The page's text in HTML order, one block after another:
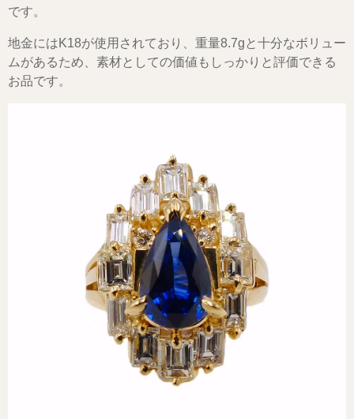
です。
地金にはK18が使用されており、重量8.7gと十分なボリュー
ムがあるため、素材としての価値もしっかりと評価できる
お品です。